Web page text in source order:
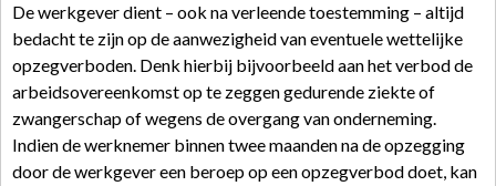
De werkgever dient – ook na verleende toestemming – altijd
bedacht te zijn op de aanwezigheid van eventuele wettelijke
opzegverboden. Denk hierbij bijvoorbeeld aan het verbod de
arbeidsovereenkomst op te zeggen gedurende ziekte of
zwangerschap of wegens de overgang van onderneming.
Indien de werknemer binnen twee maanden na de opzegging
door de werkgever een beroep op een opzegverbod doet, kan